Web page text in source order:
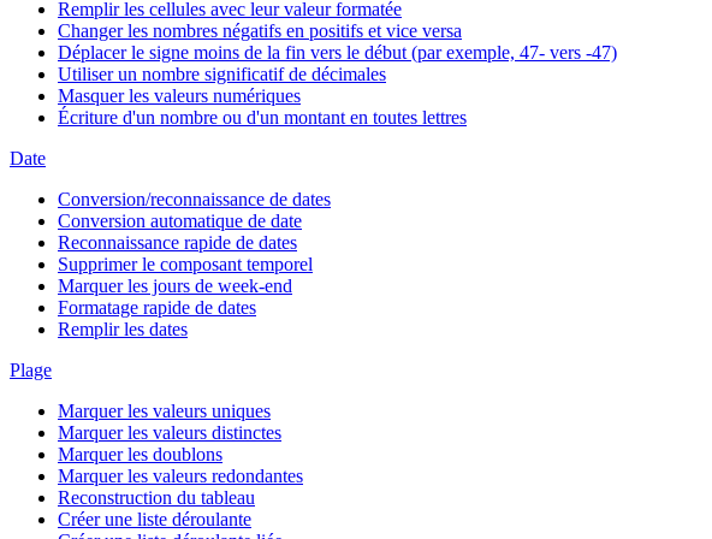
Remplir les cellules avec leur valeur formatée
Changer les nombres négatifs en positifs et vice versa
Déplacer le signe moins de la fin vers le début (par exemple, 47- vers -47)
Utiliser un nombre significatif de décimales
Masquer les valeurs numériques
Écriture d'un nombre ou d'un montant en toutes lettres
Date
Conversion/reconnaissance de dates
Conversion automatique de date
Reconnaissance rapide de dates
Supprimer le composant temporel
Marquer les jours de week-end
Formatage rapide de dates
Remplir les dates
Plage
Marquer les valeurs uniques
Marquer les valeurs distinctes
Marquer les doublons
Marquer les valeurs redondantes
Reconstruction du tableau
Créer une liste déroulante